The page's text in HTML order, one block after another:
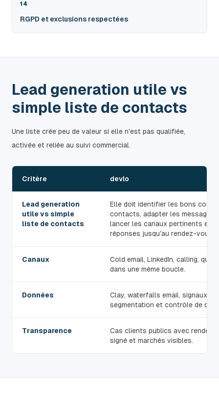
14
RGPD et exclusions respectées
Lead generation utile vs
simple liste de contacts
Une liste crée peu de valeur si elle n'est pas qualifiée,
activée et reliée au suivi commercial.
Critère devlo
Lead generation
utile vs simple
liste de contacts
Elle doit identifier les bons
contacts, adapter les messages
lancer les canaux pertinents et
réponses jusqu'au rendez-vous
Canaux
Cold email, LinkedIn, calling,
dans une même boucle.
Données
Clay, waterfalls email, signaux
segmentation et contrôle de
Transparence
Cas clients publics avec rendez-
signé et marchés visibles.